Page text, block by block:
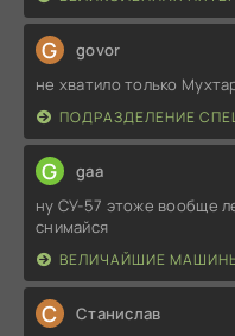
G govor
не хватило только
ПОДРАЗДЕЛЕНИЕ
G gaa
ну СУ-57 этоже вообще
снимайся
ВЕЛИЧАЙШИЕ МАШИНЫ
С Станислав